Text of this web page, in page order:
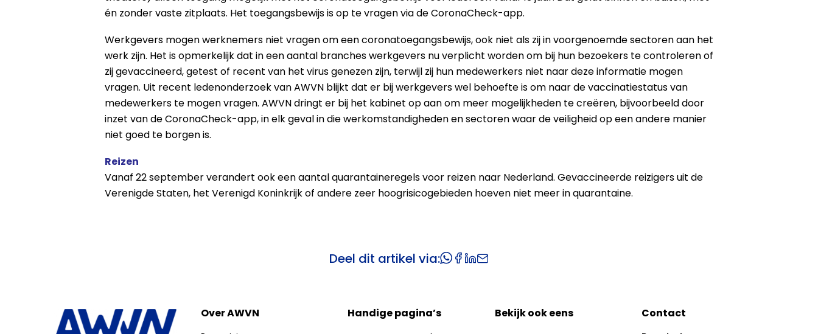
én zonder vaste zitplaats. Het toegangsbewijs is op te vragen via de CoronaCheck-app.
Werkgevers mogen werknemers niet vragen om een coronatoegangsbewijs, ook niet als zij in voorgenoemde sectoren aan het
werk zijn. Het is opmerkelijk dat in een aantal branches werkgevers nu verplicht worden om bij hun bezoekers te controleren of
zij gevaccineerd, getest of recent van het virus genezen zijn, terwijl zij hun medewerkers niet naar deze informatie mogen
vragen. Uit recent ledenonderzoek van AWVN blijkt dat er bij werkgevers wel behoefte is om naar de vaccinatiestatus van
medewerkers te mogen vragen. AWVN dringt er bij het kabinet op aan om meer mogelijkheden te creëren, bijvoorbeeld door
inzet van de CoronaCheck-app, in elk geval in die werkomstandigheden en sectoren waar de veiligheid op een andere manier
niet goed te borgen is.
Reizen
Vanaf 22 september verandert ook een aantal quarantaineregels voor reizen naar Nederland. Gevaccineerde reizigers uit de
Verenigde Staten, het Verenigd Koninkrijk of andere zeer hoogrisicogebieden hoeven niet meer in quarantaine.
Deel dit artikel via:
Over AWVN Handige pagina’s Bekijk ook eens Contact